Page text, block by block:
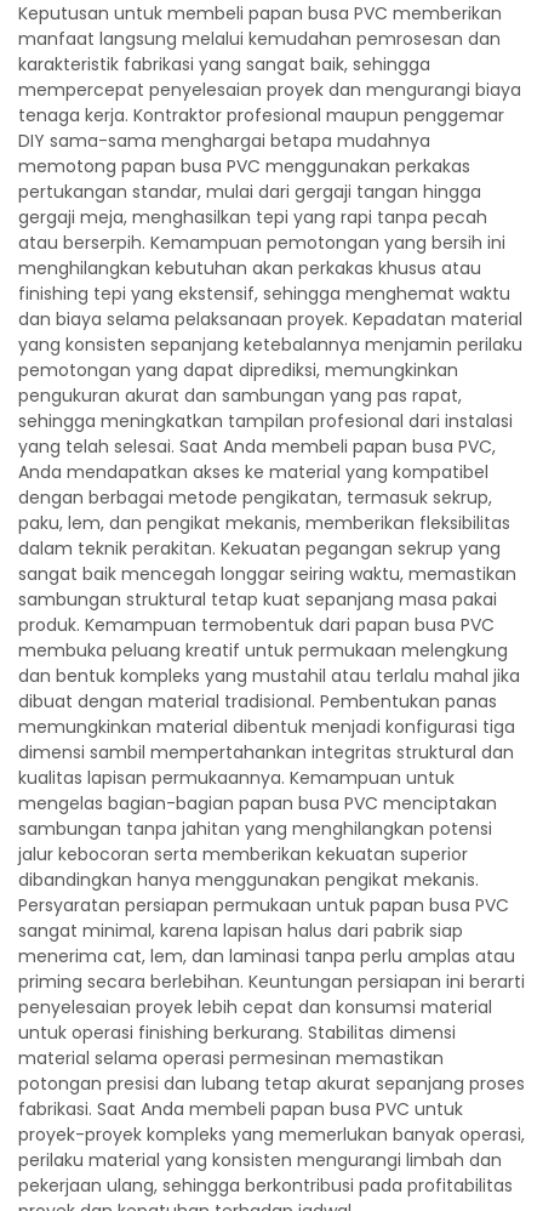
Keputusan untuk membeli papan busa PVC memberikan
manfaat langsung melalui kemudahan pemrosesan dan
karakteristik fabrikasi yang sangat baik, sehingga
mempercepat penyelesaian proyek dan mengurangi biaya
tenaga kerja. Kontraktor profesional maupun penggemar
DIY sama-sama menghargai betapa mudahnya
memotong papan busa PVC menggunakan perkakas
pertukangan standar, mulai dari gergaji tangan hingga
gergaji meja, menghasilkan tepi yang rapi tanpa pecah
atau berserpih. Kemampuan pemotongan yang bersih ini
menghilangkan kebutuhan akan perkakas khusus atau
finishing tepi yang ekstensif, sehingga menghemat waktu
dan biaya selama pelaksanaan proyek. Kepadatan material
yang konsisten sepanjang ketebalannya menjamin perilaku
pemotongan yang dapat diprediksi, memungkinkan
pengukuran akurat dan sambungan yang pas rapat,
sehingga meningkatkan tampilan profesional dari instalasi
yang telah selesai. Saat Anda membeli papan busa PVC,
Anda mendapatkan akses ke material yang kompatibel
dengan berbagai metode pengikatan, termasuk sekrup,
paku, lem, dan pengikat mekanis, memberikan fleksibilitas
dalam teknik perakitan. Kekuatan pegangan sekrup yang
sangat baik mencegah longgar seiring waktu, memastikan
sambungan struktural tetap kuat sepanjang masa pakai
produk. Kemampuan termobentuk dari papan busa PVC
membuka peluang kreatif untuk permukaan melengkung
dan bentuk kompleks yang mustahil atau terlalu mahal jika
dibuat dengan material tradisional. Pembentukan panas
memungkinkan material dibentuk menjadi konfigurasi tiga
dimensi sambil mempertahankan integritas struktural dan
kualitas lapisan permukaannya. Kemampuan untuk
mengelas bagian-bagian papan busa PVC menciptakan
sambungan tanpa jahitan yang menghilangkan potensi
jalur kebocoran serta memberikan kekuatan superior
dibandingkan hanya menggunakan pengikat mekanis.
Persyaratan persiapan permukaan untuk papan busa PVC
sangat minimal, karena lapisan halus dari pabrik siap
menerima cat, lem, dan laminasi tanpa perlu amplas atau
priming secara berlebihan. Keuntungan persiapan ini berarti
penyelesaian proyek lebih cepat dan konsumsi material
untuk operasi finishing berkurang. Stabilitas dimensi
material selama operasi permesinan memastikan
potongan presisi dan lubang tetap akurat sepanjang proses
fabrikasi. Saat Anda membeli papan busa PVC untuk
proyek-proyek kompleks yang memerlukan banyak operasi,
perilaku material yang konsisten mengurangi limbah dan
pekerjaan ulang, sehingga berkontribusi pada profitabilitas